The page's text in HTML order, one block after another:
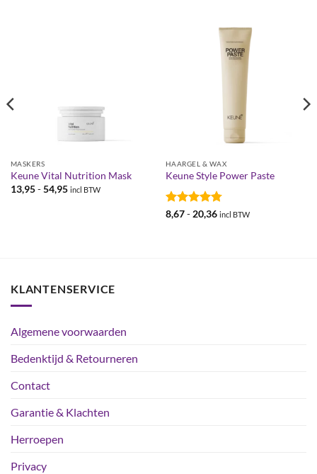
MASKERS
Keune Vital Nutrition Mask
13,95 - 54,95Prijsklasse:
incl BTW
HAARGEL & WAX
Keune Style Power Paste
Gewaardeerd
8,67 - 20,36Prijsklasse:
incl BTW
KLANTENSERVICE
Algemene voorwaarden
Bedenktijd & Retourneren
Contact
Garantie & Klachten
Herroepen
Privacy